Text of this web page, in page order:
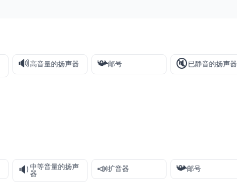
🔊高音量的扬声器 📯邮号 🔇已静音的扬声器
🔉中等音量的扬声
器
📣扩音器 📯邮号